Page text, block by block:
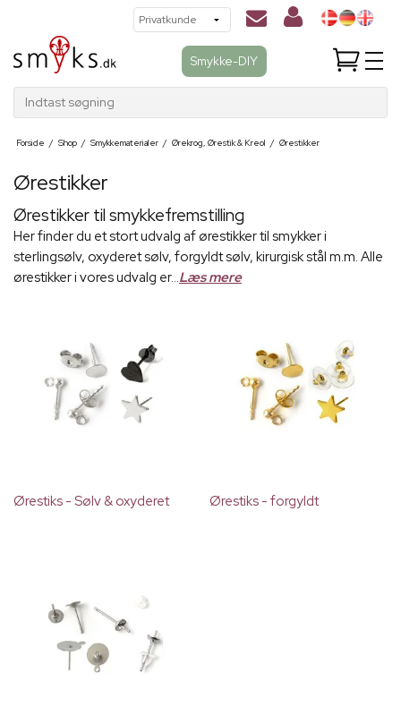
Smykke-DIY
Indtast søgning
Forside / Shop / Smykkematerialer / Ørekrog, Ørestik & Kreol / Ørestikker
Ørestikker
Ørestikker til smykkefremstilling
Her finder du et stort udvalg af ørestikker til smykker i
sterlingsølv, oxyderet sølv, forgyldt sølv, kirurgisk stål m.m. Alle
ørestikker i vores udvalg er...Læs mere
Ørestiks - Sølv & oxyderet Ørestiks - forgyldt